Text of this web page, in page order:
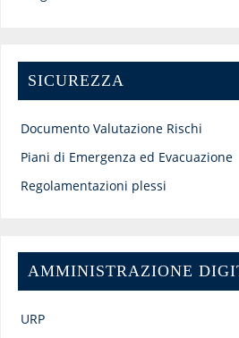
SICUREZZA
Documento Valutazione Rischi
Piani di Emergenza ed Evacuazione
Regolamentazioni plessi
AMMINISTRAZIONE
URP